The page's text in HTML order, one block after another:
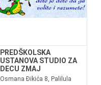
PREDŠKOLSKA
USTANOVA STUDIO ZA
DECU ZMAJ
Osmana Đikića 8, Palilula